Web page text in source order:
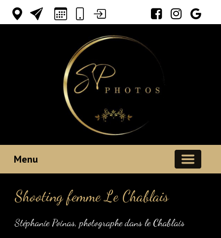
Menu
Shooting femme Le Chablais
Stéphanie Poinas, photographe dans le Chablais